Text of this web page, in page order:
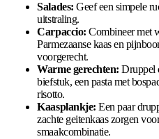
Salades: Geef een simpele
uitstraling.
Carpaccio: Combineer met
Parmezaanse kaas en
voorgerecht.
Warme gerechten: Druppel
biefstuk, een pasta met
risotto.
Kaasplankje: Een paar
zachte geitenkaas zorgen
smaakcombinatie.